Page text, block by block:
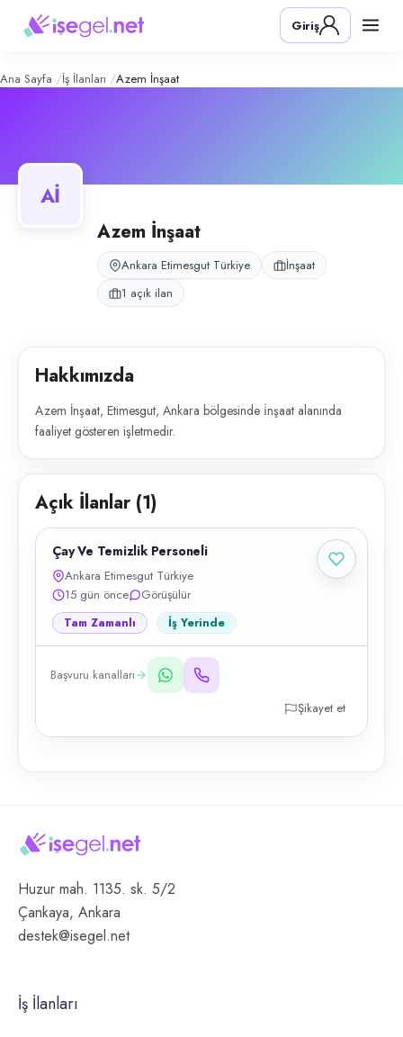
İnşaat– Şirket Profili
Konum:
Azem İnşaat, Etimesgut, Ankara bölgesinde i̇nşaat alanında faaliyet
Giriş
Ana Sayfa İş İlanları Azem İnşaat
Aİ
Azem İnşaat
Ankara Etimesgut Türkiye
İnşaat
1 açık ilan
Hakkımızda
Azem İnşaat, Etimesgut, Ankara bölgesinde i̇nşaat alanında
faaliyet gösteren işletmedir.
Açık İlanlar (1)
Çay Ve Temizlik Personeli
Ankara Etimesgut Türkiye
15 gün önce
Görüşülür
Tam Zamanlı İş Yerinde
Başvuru kanalları
Şikayet et
Huzur mah. 1135. sk. 5/2
Çankaya, Ankara
destek@isegel.net
İş İlanları